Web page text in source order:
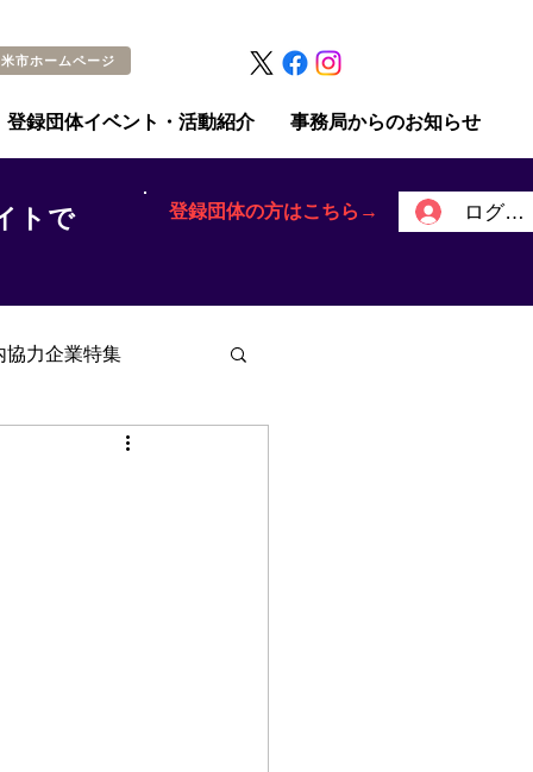
市ホームページ
登録団体イベント・活動紹介 事務局からのお知らせ
トで 登録団体の方はこちら→ ログイ
協力企業特集